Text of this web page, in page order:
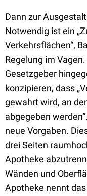
Dann zur
Notwendig ist ein
Verkehrsflächen“,
Regelung im
Gesetzgeber
konzipieren, dass
gewahrt wird, an
abgegeben
neue Vorgaben.
drei Seiten
Apotheke
Wänden und
Apotheke nennt